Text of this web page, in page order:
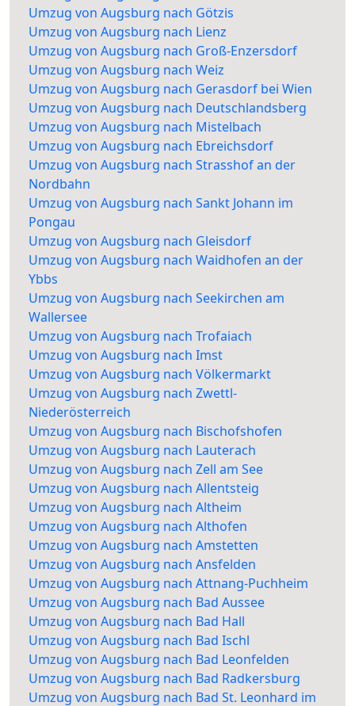
Umzug von Augsburg nach Götzis
Umzug von Augsburg nach Lienz
Umzug von Augsburg nach Groß-Enzersdorf
Umzug von Augsburg nach Weiz
Umzug von Augsburg nach Gerasdorf bei Wien
Umzug von Augsburg nach Deutschlandsberg
Umzug von Augsburg nach Mistelbach
Umzug von Augsburg nach Ebreichsdorf
Umzug von Augsburg nach Strasshof an der
Nordbahn
Umzug von Augsburg nach Sankt Johann im
Pongau
Umzug von Augsburg nach Gleisdorf
Umzug von Augsburg nach Waidhofen an der
Ybbs
Umzug von Augsburg nach Seekirchen am
Wallersee
Umzug von Augsburg nach Trofaiach
Umzug von Augsburg nach Imst
Umzug von Augsburg nach Völkermarkt
Umzug von Augsburg nach Zwettl-
Niederösterreich
Umzug von Augsburg nach Bischofshofen
Umzug von Augsburg nach Lauterach
Umzug von Augsburg nach Zell am See
Umzug von Augsburg nach Allentsteig
Umzug von Augsburg nach Altheim
Umzug von Augsburg nach Althofen
Umzug von Augsburg nach Amstetten
Umzug von Augsburg nach Ansfelden
Umzug von Augsburg nach Attnang-Puchheim
Umzug von Augsburg nach Bad Aussee
Umzug von Augsburg nach Bad Hall
Umzug von Augsburg nach Bad Ischl
Umzug von Augsburg nach Bad Leonfelden
Umzug von Augsburg nach Bad Radkersburg
Umzug von Augsburg nach Bad St. Leonhard im